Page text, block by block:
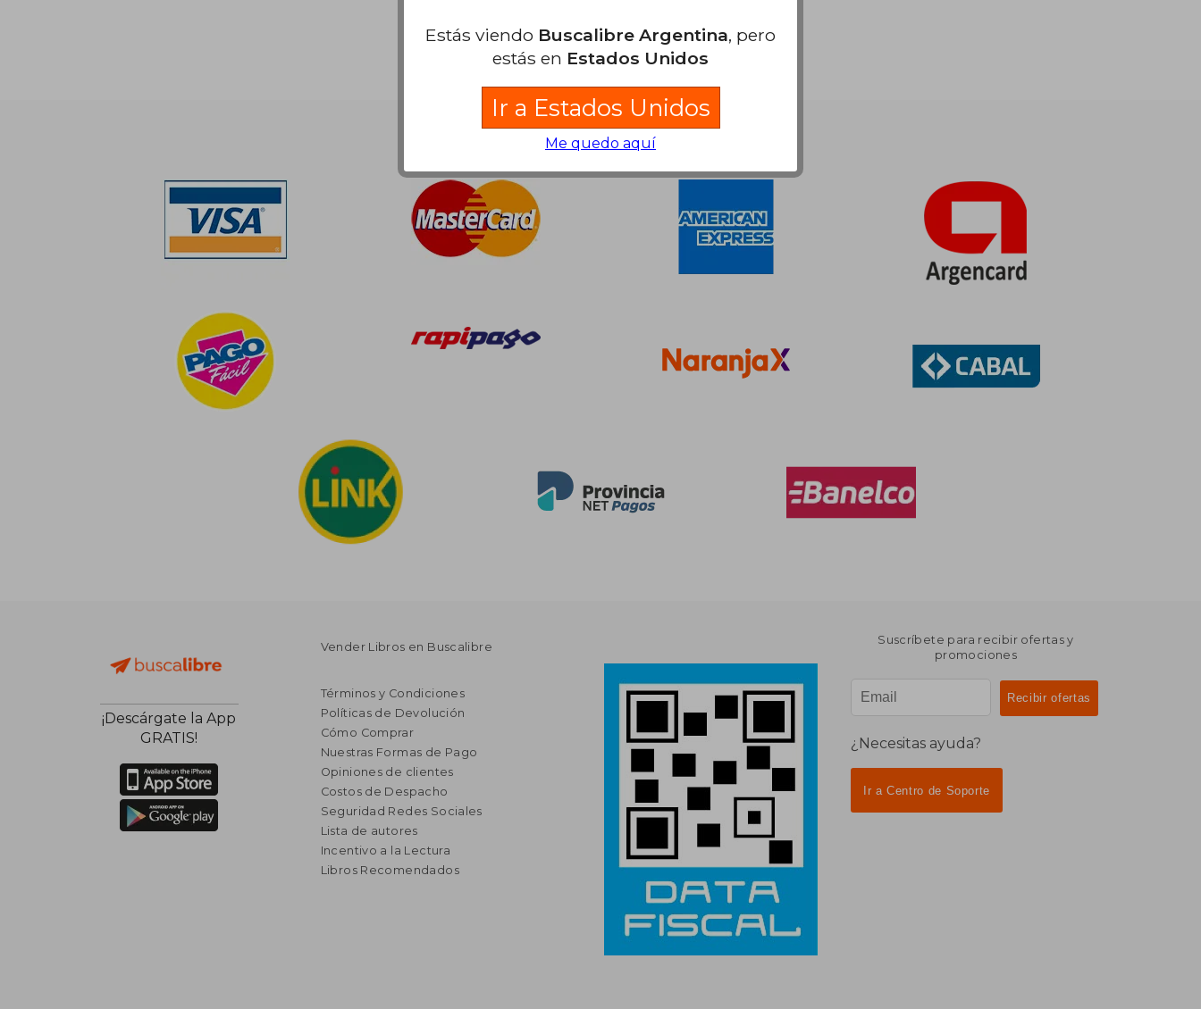
Nuestras Formas de Pago
¡Descárgate la App
GRATIS!
Vender Libros en Buscalibre
Términos y Condiciones
Políticas de Devolución
Cómo Comprar
Nuestras Formas de Pago
Opiniones de clientes
Costos de Despacho
Seguridad Redes Sociales
Lista de autores
Incentivo a la Lectura
Libros Recomendados
Suscríbete para recibir ofertas y
promociones
¿Necesitas ayuda?
Ir a Centro de Soporte
Estás viendo Buscalibre Argentina, pero
estás en Estados Unidos
Ir a Estados Unidos
Me quedo aquí